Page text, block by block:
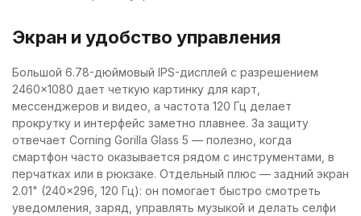
Экран и удобство управления
Большой 6.78-дюймовый IPS-дисплей с разрешением
2460×1080 дает четкую картинку для карт,
мессенджеров и видео, а частота 120 Гц делает
прокрутку и интерфейс заметно плавнее. За защиту
отвечает Corning Gorilla Glass 5 — полезно, когда
смартфон часто оказывается рядом с инструментами, в
перчатках или в рюкзаке. Отдельный плюс — задний экран
2.01" (240×296, 120 Гц): он помогает быстро смотреть
уведомления, заряд, управлять музыкой и делать селфи